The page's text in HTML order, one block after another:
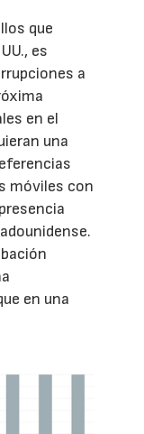
que
es
a
en el
una
móviles con
en una